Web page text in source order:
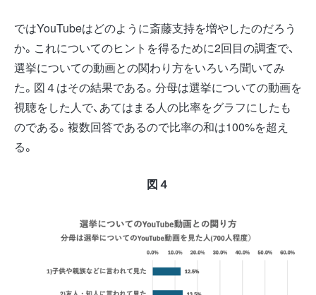
ではYouTubeはどのように斎藤支持を増やしたのだろう
か。これについてのヒントを得るために2回目の調査で、
選挙についての動画との関わり方をいろいろ聞いてみ
た。図４はその結果である。分母は選挙についての動画を
視聴をした人で、あてはまる人の比率をグラフにしたも
のである。複数回答であるので比率の和は100%を超え
る。
図４